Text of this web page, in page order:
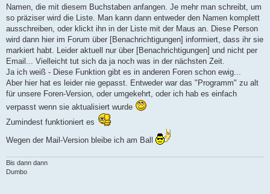
Namen, die mit diesem Buchstaben anfangen. Je mehr man schreibt, um
so präziser wird die Liste. Man kann dann entweder den Namen komplett
ausschreiben, oder klickt ihn in der Liste mit der Maus an. Diese Person
wird dann hier im Forum über [Benachrichtigungen] informiert, dass ihr sie
markiert habt. Leider aktuell nur über [Benachrichtigungen] und nicht per
Email... Vielleicht tut sich da ja noch was in der nächsten Zeit.
Ja ich weiß - Diese Funktion gibt es in anderen Foren schon ewig...
Aber hier hat es leider nie gepasst. Entweder war das "Programm" zu alt
für unsere Foren-Version, oder umgekehrt, oder ich hab es einfach
verpasst wenn sie aktualisiert wurde
Zumindest funktioniert es
Wegen der Mail-Version bleibe ich am Ball
Bis dann dann
Dumbo